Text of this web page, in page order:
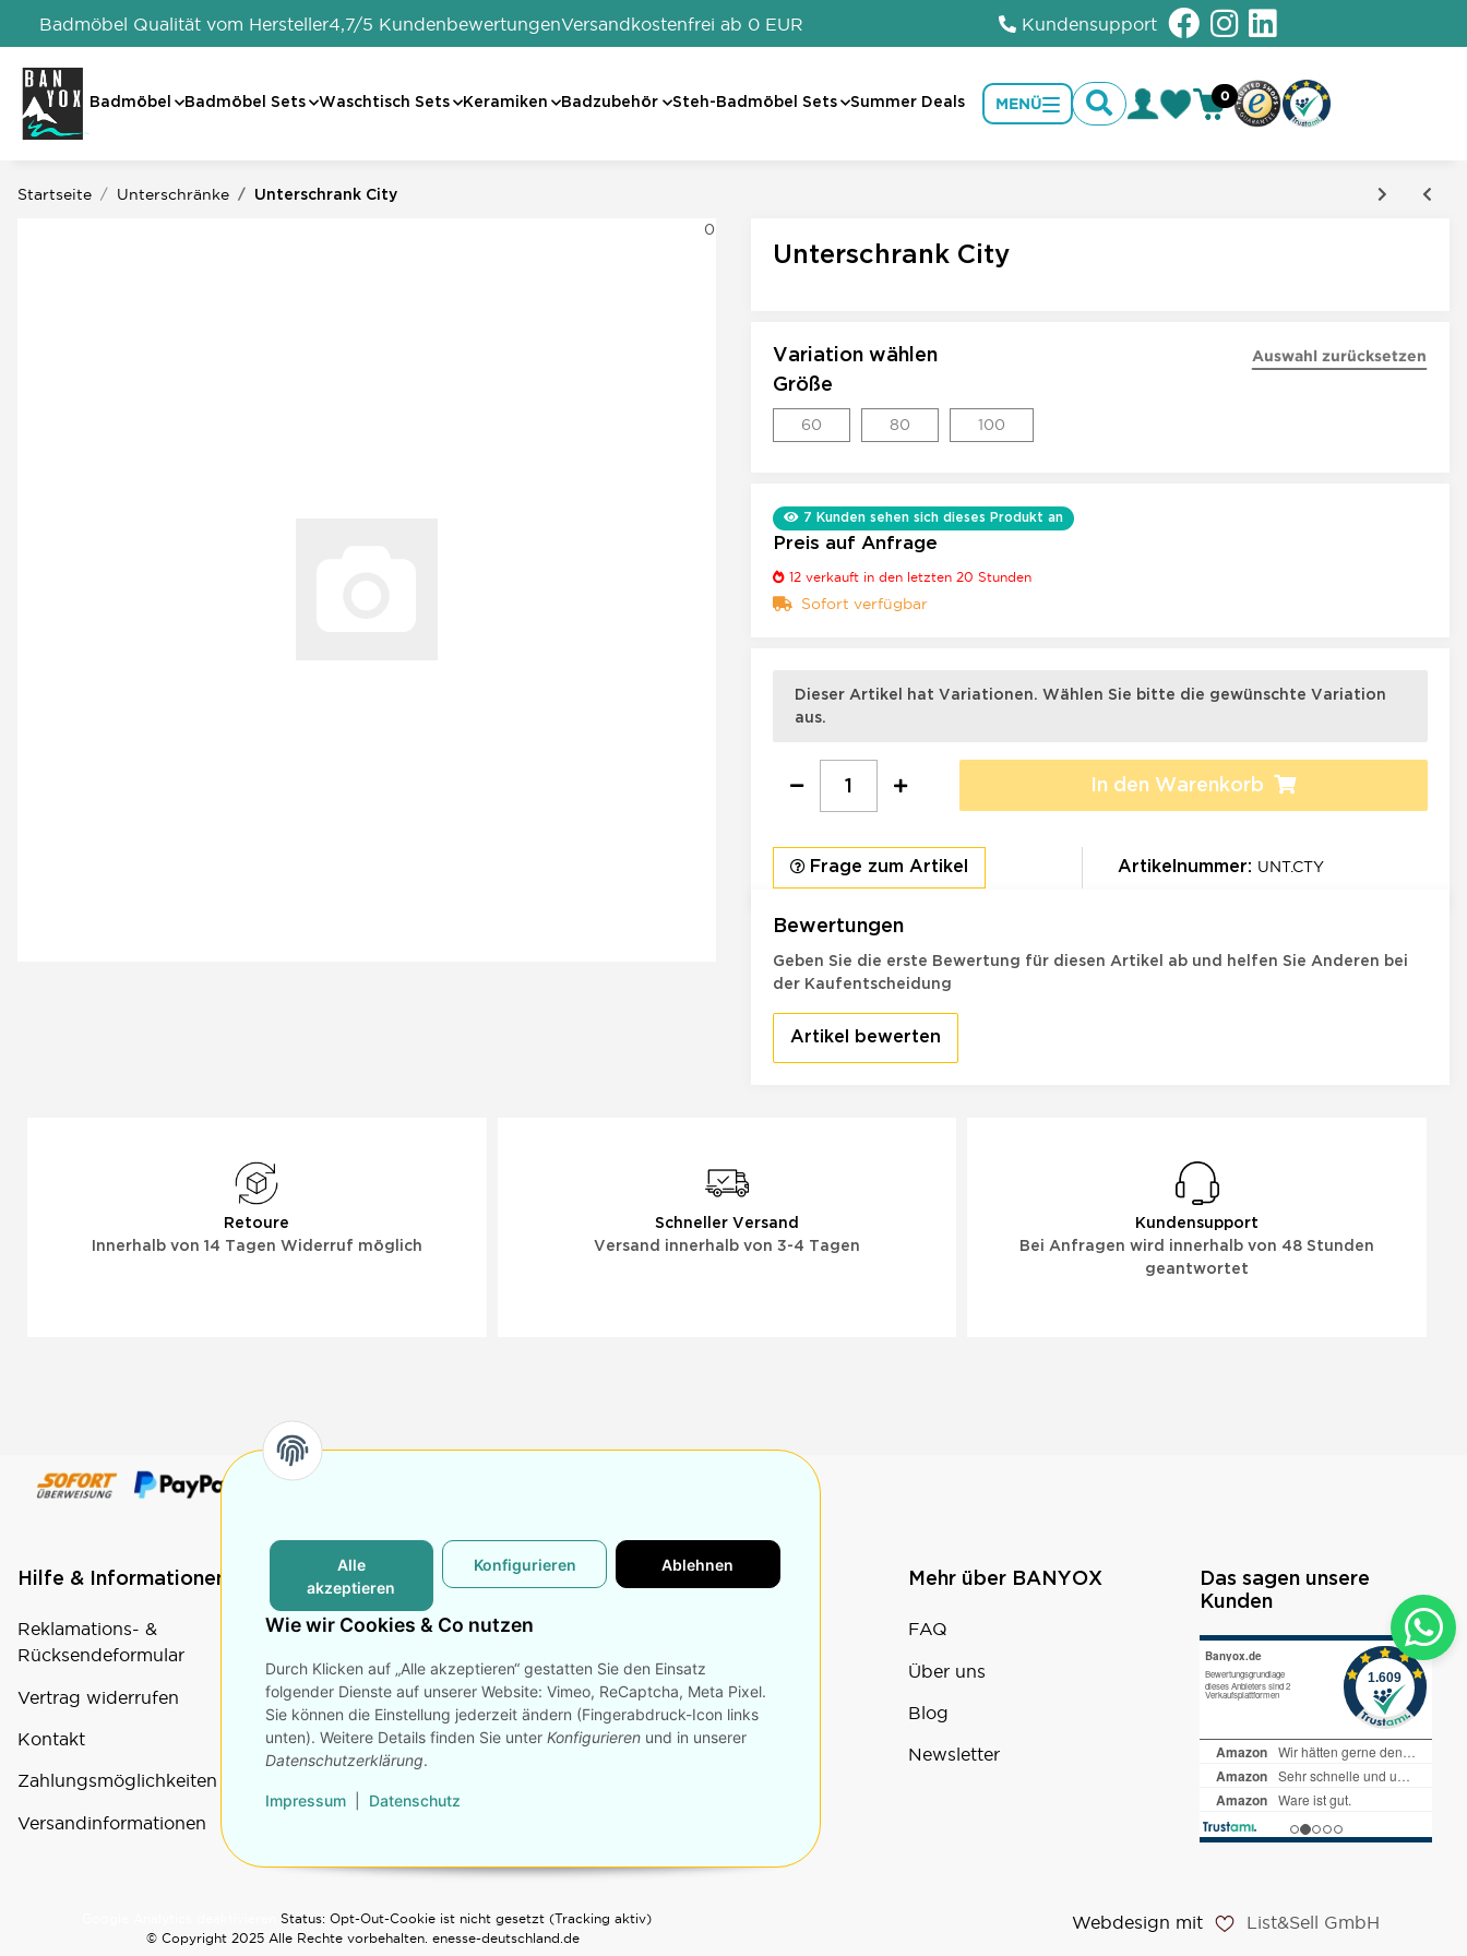
Badmöbel Qualität vom Hersteller4,7/5 KundenbewertungenVersandkostenfrei ab 0 EUR Kundensupport
Badmöbel Badmöbel Sets Waschtisch Sets Keramiken Badzubehör Steh-Badmöbel Sets Summer Deals MENÜ 0
Startseite Unterschränke Unterschrank City
0
Unterschrank City
Variation wählen Auswahl zurücksetzen
Größe
60 80 100
7 Kunden sehen sich dieses Produkt an
Preis auf Anfrage
12 verkauft in den letzten 20 Stunden
Sofort verfügbar
x
Dieser Artikel hat Variationen. Wählen Sie bitte die gewünschte Variation
aus.
In den Warenkorb
Frage zum Artikel Artikelnummer: UNT.CTY
Bewertungen
Geben Sie die erste Bewertung für diesen Artikel ab und helfen Sie Anderen bei
der Kaufentscheidung
Artikel bewerten
Retoure
Innerhalb von 14 Tagen Widerruf möglich
Schneller Versand
Versand innerhalb von 3-4 Tagen
Kundensupport
Bei Anfragen wird innerhalb von 48 Stunden
geantwortet
Hilfe & Informationen
Reklamations- &
Rücksendeformular
Vertrag widerrufen
Kontakt
Zahlungsmöglichkeiten
Versandinformationen
Rechtliche Seiten
Datenschutz
AGB
Impressum
Widerrufsrecht
Konto
Sale
Warenkorb
Mehr über BANYOX
FAQ
Über uns
Blog
Newsletter
Das sagen unsere
Kunden
Status: Opt-Out-Cookie ist nicht gesetzt (Tracking aktiv)
© Copyright 2025 Alle Rechte vorbehalten. enesse-deutschland.de
Webdesign mit List&Sell GmbH
Alle
akzeptieren
Konfigurieren Ablehnen
Wie wir Cookies & Co nutzen
Durch Klicken auf „Alle akzeptieren“ gestatten Sie den Einsatz
folgender Dienste auf unserer Website: Vimeo, ReCaptcha, Meta Pixel.
Sie können die Einstellung jederzeit ändern (Fingerabdruck-Icon links
unten). Weitere Details finden Sie unter Konfigurierenund in unserer
Datenschutzerklärung.
Impressum Datenschutz